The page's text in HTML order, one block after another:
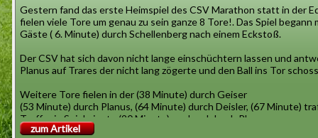
Der CSV Trainer sagte noch auf der anschließenden PK
lassen und haben weiter wie in den letzten Spielen 110%
Zum anstehenden Topspiel am Freitag Abend gegen den SpVgg
Trainer\\\\\\\\\\\\\\\\\\\\\\\\\\\\\\\" Es wird ein schwieriges Spiel wir
noch nicht verloren und hat sich sehr gut präsentiert wir fahren
wegweisend sein, in welche Richtung es in der Saison gehen
Das Spiel findet am Freitag den 11 Oktober um 18 Uhr statt. Das
Gestern fand das erste Heimspiel des CSV Marathon statt in der
fielen viele Tore um genau zu sein ganze 8 Tore!. Das Spiel
Gäste ( 6. Minute) durch Schellenberg nach einem Eckstoß.
Der CSV hat sich davon nicht lange einschüchtern lassen und
Planus auf Trares der nicht lang zögerte und den Ball ins Tor
Weitere Tore fielen in der (38 Minute) durch Geiser
(53 Minute) durch Planus, (64 Minute) durch Deisler, (67 Minute)
Treffer in Spielminute (90 Minute) nochmal durch Planus.
zum Artikel